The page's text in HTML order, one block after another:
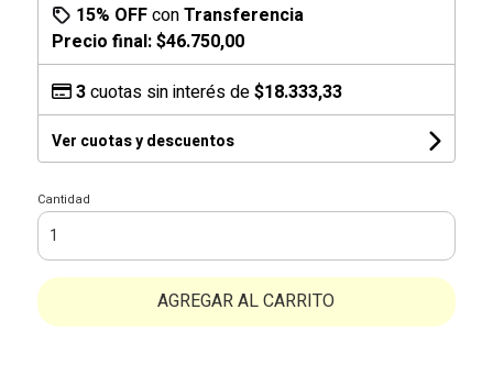
15% OFFconTransferencia
Precio final:$46.750,00
3cuotas sin interés de$18.333,33
Ver cuotas y descuentos
Cantidad
AGREGAR AL CARRITO